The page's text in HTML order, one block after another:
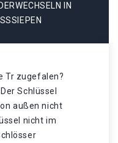
IN A
Tr zugefalen?
Schlüssel
außen nicht
nicht im